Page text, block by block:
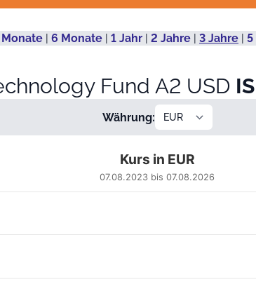
Monate | 6 Monate | 1 Jahr | 2 Jahre | 3 Jahre |
Fund A2 USD
Währung:
to 142.34761.
Kurs in EUR
07.08.2023 bis 07.08.2026